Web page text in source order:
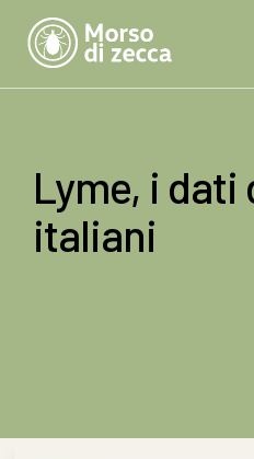
Lyme, i dati
italiani